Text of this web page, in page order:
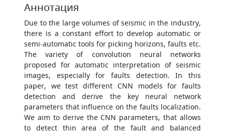
Аннотация
Due to the large volumes of seismic in the industry,
there is a constant effort to develop automatic or
semi-automatic tools for picking horizons, faults etc.
The variety of convolution neural networks
proposed for automatic interpretation of seismic
images, especially for faults detection. In this
paper, we test different CNN models for faults
detection and derive the key neural network
parameters that influence on the faults localization.
We aim to derive the CNN parameters, that allows
to detect thin area of the fault and balanced